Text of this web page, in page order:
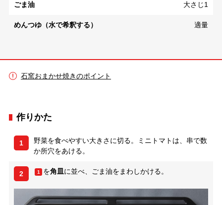
ごま油 大さじ1
めんつゆ（水で希釈する） 適量
石窯おまかせ焼きのポイント
作りかた
1
野菜を食べやすい大きさに切る。ミニトマトは、串で数
か所穴をあける。
2 1 を角皿に並べ、ごま油をまわしかける。